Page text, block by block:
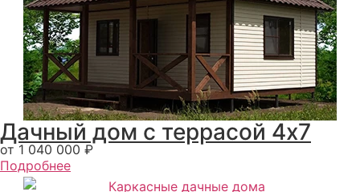
Дачный дом с террасой 4х7
от 1 040 000 ₽
Подробнее